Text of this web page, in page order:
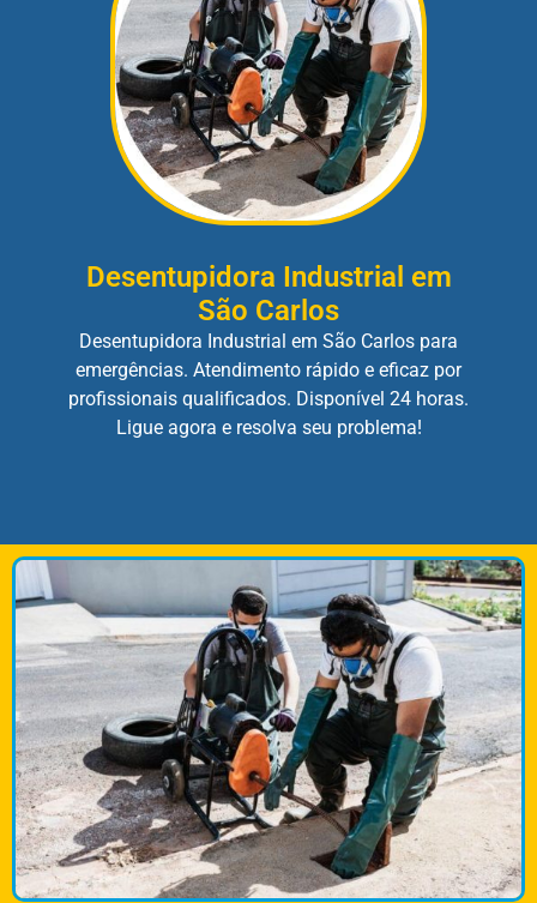
Desentupidora Industrial em
São Carlos
Desentupidora Industrial em São Carlos para
emergências. Atendimento rápido e eficaz por
profissionais qualificados. Disponível 24 horas.
Ligue agora e resolva seu problema!